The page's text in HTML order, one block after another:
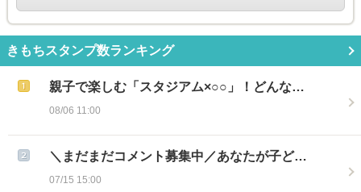
きもちスタンプ数ランキング
親子で楽しむ「スタジアム×○○」！どんな…
08/06 11:00
＼まだまだコメント募集中／あなたが子ど…
07/15 15:00